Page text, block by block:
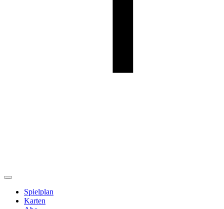
Spielplan
Karten